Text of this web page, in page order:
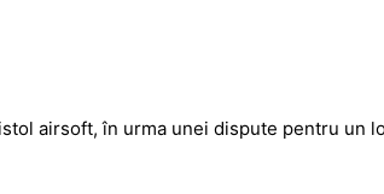
airsoft, în urma unei dispute pentru un